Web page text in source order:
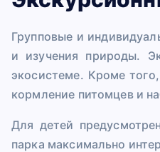
Групповые и
и изучения природы.
экосистеме. Кроме
кормление питомцев и
Для детей
парка максимально